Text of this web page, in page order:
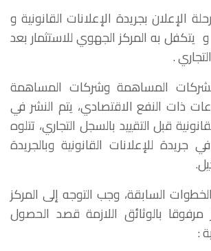
الإعلان بجريدة الإعلانات القانونية و
يتكفل به المركز الجهوي للاستثمار بعد
.
لشركات المساهمة وشركات المساهمة
ذات النفع الاقتصادي، يتم النشر في
قبل التقييد بالسجل التجاري، تتلوه
جريدة للإعلانات القانونية وبالجريدة
السابقة، وجب التوجه إلى المركز
مرفوقا بالوثائق اللازمة قصد الحصول
: